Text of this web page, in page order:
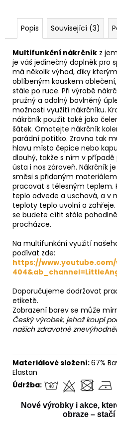
Popis Související (3)
Multifunkční nákrčník z
je váš jedinečný doplněk pro
má několik výhod, díky
oblíbeným kouskem
stále po ruce. Při výrobě
pružný a odolný bavlněný
možnosti využití nákrčníku.
nákrčník použít také jako
šátek. Omotejte nákrčník
parádní potítko. Zrovna tak
hlavu místo čepice nebo
dlouhý, takže s ním v
ústa i nos zároveň. Nákrčník
směsi s přidaným materiálem
pracovat s tělesným teplem.
teplo odvede a uschová, a v
teploty teplo uvolní a
se budete cítit stále
procházce.
Na multifunkční využití
podívat zde:
https://www.youtube.com/
Doporučujeme dodržovat
etiketě.
Zobrazení barev se může
Český výrobek, jehož koupí
našich zdravotně
Materiálové složení:67%
Elastan
Údržba:
Nové výrobky i akce,
obraze –